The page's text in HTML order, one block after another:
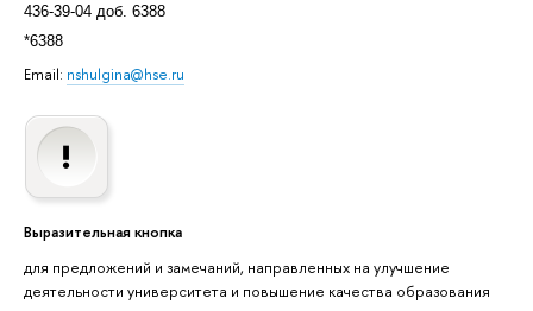
436-39-04 доб. 6388
*6388
Email: nshulgina@hse.ru
Выразительная кнопка
для предложений и замечаний, направленных на улучшение
деятельности университета и повышение качества образования